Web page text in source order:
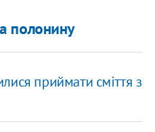
полонину
приймати сміття з